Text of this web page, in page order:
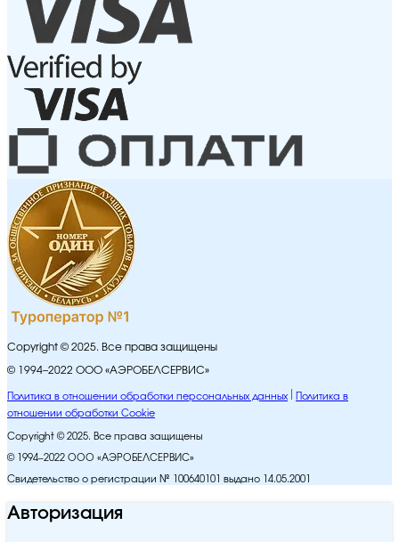
Copyright © 2025. Все права защищены
© 1994–2022 ООО «АЭРОБЕЛСЕРВИС»
Политика в отношении обработки персональных данных
Политика в
отношении обработки Cookie
Copyright © 2025. Все права защищены
© 1994–2022 ООО «АЭРОБЕЛСЕРВИС»
Свидетельство о регистрации № 100640101 выдано 14.05.2001
Авторизация